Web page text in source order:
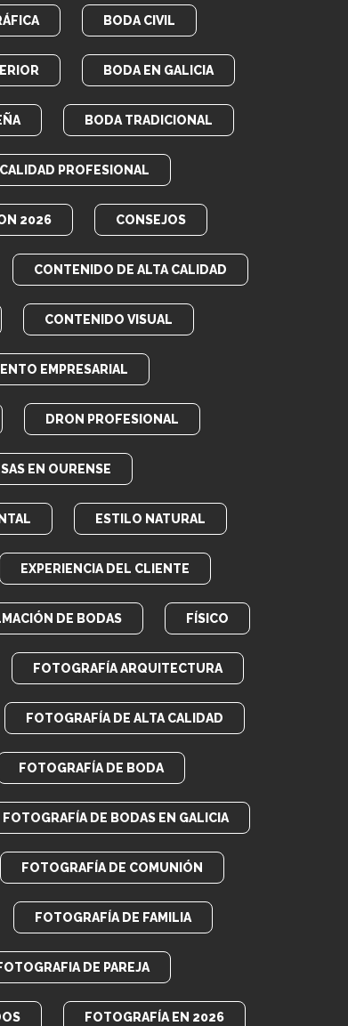
BODA CIVIL
BODA EN GALICIA
BODA TRADICIONAL
CALIDAD PROFESIONAL
2026 CONSEJOS
CONTENIDO DE ALTA CALIDAD
CONTENIDO VISUAL
EMPRESARIAL
DRON PROFESIONAL
EN OURENSE
ESTILO NATURAL
EXPERIENCIA DEL CLIENTE
DE BODAS FÍSICO
FOTOGRAFÍA ARQUITECTURA
FOTOGRAFÍA DE ALTA CALIDAD
FOTOGRAFÍA DE BODA
FOTOGRAFÍA DE BODAS EN GALICIA
FOTOGRAFÍA DE COMUNIÓN
FOTOGRAFÍA DE FAMILIA
DE PAREJA
FOTOGRAFÍA EN 2026